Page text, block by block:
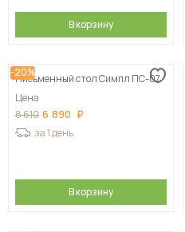
В корзину
-20%
Письменный стол Симпл ПС-07
Цена
8 610 6 890
за 1 день
В корзину